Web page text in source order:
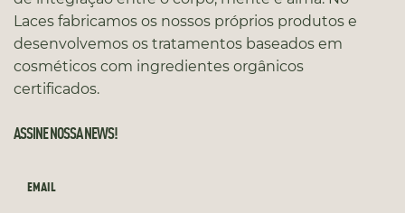
Laces fabricamos os nossos próprios produtos e
desenvolvemos os tratamentos baseados em
cosméticos com ingredientes orgânicos
certificados.
ASSINE NOSSA NEWS!
EMAIL